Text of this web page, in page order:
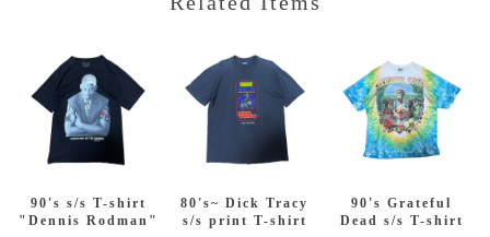
90's s/s T-shirt
"Dennis Rodman"
80's~ Dick Tracy
s/s print T-shirt
90's Grateful
Dead s/s T-shirt